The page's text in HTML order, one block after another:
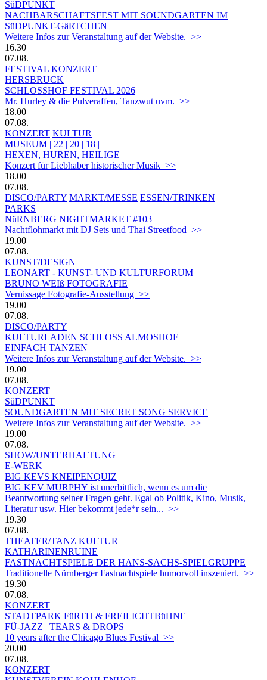
SüDPUNKT
NACHBARSCHAFTSFEST MIT SOUNDGARTEN IM
SüDPUNKT-GäRTCHEN
Weitere Infos zur Veranstaltung auf der Website. >>
16.30
07.08.
FESTIVAL KONZERT
HERSBRUCK
SCHLOSSHOF FESTIVAL 2026
Mr. Hurley & die Pulveraffen, Tanzwut uvm. >>
18.00
07.08.
KONZERT KULTUR
MUSEUM | 22 | 20 | 18 |
HEXEN, HUREN, HEILIGE
Konzert für Liebhaber historischer Musik >>
18.00
07.08.
DISCO/PARTY MARKT/MESSE ESSEN/TRINKEN
PARKS
NüRNBERG NIGHTMARKET #103
Nachtflohmarkt mit DJ Sets und Thai Streetfood >>
19.00
07.08.
KUNST/DESIGN
LEONART - KUNST- UND KULTURFORUM
BRUNO WEIß FOTOGRAFIE
Vernissage Fotografie-Ausstellung >>
19.00
07.08.
DISCO/PARTY
KULTURLADEN SCHLOSS ALMOSHOF
EINFACH TANZEN
Weitere Infos zur Veranstaltung auf der Website. >>
19.00
07.08.
KONZERT
SüDPUNKT
SOUNDGARTEN MIT SECRET SONG SERVICE
Weitere Infos zur Veranstaltung auf der Website. >>
19.00
07.08.
SHOW/UNTERHALTUNG
E-WERK
BIG KEVS KNEIPENQUIZ
BIG KEV MURPHY ist unerbittlich, wenn es um die
Beantwortung seiner Fragen geht. Egal ob Politik, Kino, Musik,
Literatur usw. Hier bekommt jede*r sein... >>
19.30
07.08.
THEATER/TANZ KULTUR
KATHARINENRUINE
FASTNACHTSPIELE DER HANS-SACHS-SPIELGRUPPE
Traditionelle Nürnberger Fastnachtspiele humorvoll inszeniert. >>
19.30
07.08.
KONZERT
STADTPARK FüRTH & FREILICHTBüHNE
FÜ-JAZZ | TEARS & DROPS
10 years after the Chicago Blues Festival >>
20.00
07.08.
KONZERT